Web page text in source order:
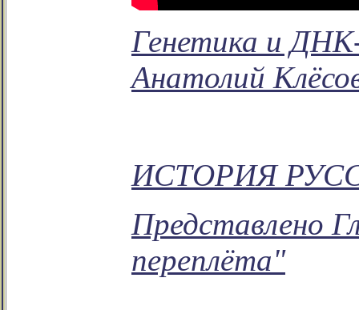
Генетика и
Анатолий
ИСТОРИЯ
Представлено
переплёта"